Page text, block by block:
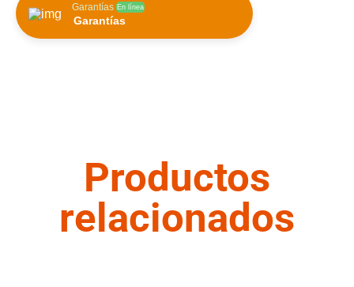
Garantías En línea
Garantías
Productos
relacionados